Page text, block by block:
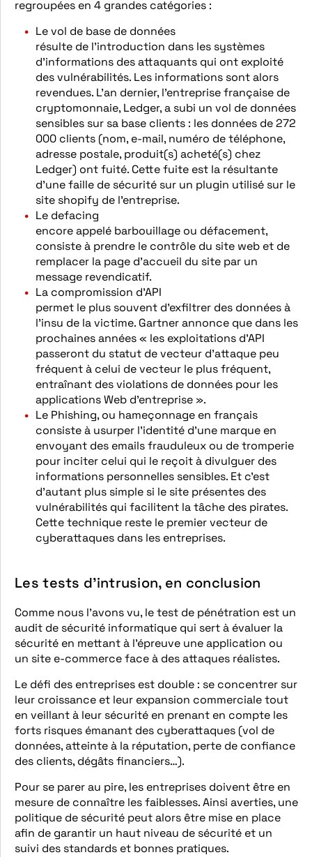
regroupées en 4 grandes catégories :
Le vol de base de données
résulte de l’introduction dans les systèmes
d’informations des attaquants qui ont exploité
des vulnérabilités. Les informations sont alors
revendues. L’an dernier, l’entreprise française de
cryptomonnaie, Ledger, a subi un vol de données
sensibles sur sa base clients : les données de 272
000 clients (nom, e-mail, numéro de téléphone,
adresse postale, produit(s) acheté(s) chez
Ledger) ont fuité. Cette fuite est la résultante
d’une faille de sécurité sur un plugin utilisé sur le
site shopify de l’entreprise.
Le defacing
encore appelé barbouillage ou défacement,
consiste à prendre le contrôle du site web et de
remplacer la page d’accueil du site par un
message revendicatif.
La compromission d’API
permet le plus souvent d’exfiltrer des données à
l’insu de la victime. Gartner annonce que dans les
prochaines années « les exploitations d’API
passeront du statut de vecteur d’attaque peu
fréquent à celui de vecteur le plus fréquent,
entraînant des violations de données pour les
applications Web d’entreprise ».
Le Phishing, ou hameçonnage en français
consiste à usurper l’identité d’une marque en
envoyant des emails frauduleux ou de tromperie
pour inciter celui qui le reçoit à divulguer des
informations personnelles sensibles. Et c’est
d’autant plus simple si le site présentes des
vulnérabilités qui facilitent la tâche des pirates.
Cette technique reste le premier vecteur de
cyberattaques dans les entreprises.
Les tests d’intrusion, en conclusion
Comme nous l’avons vu, le test de pénétration est un
audit de sécurité informatique qui sert à évaluer la
sécurité en mettant à l’épreuve une application ou
un site e-commerce face à des attaques réalistes.
Le défi des entreprises est double : se concentrer sur
leur croissance et leur expansion commerciale tout
en veillant à leur sécurité en prenant en compte les
forts risques émanant des cyberattaques (vol de
données, atteinte à la réputation, perte de confiance
des clients, dégâts financiers…).
Pour se parer au pire, les entreprises doivent être en
mesure de connaître les faiblesses. Ainsi averties, une
politique de sécurité peut alors être mise en place
afin de garantir un haut niveau de sécurité et un
suivi des standards et bonnes pratiques.